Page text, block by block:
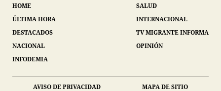
HOME
ÚLTIMA HORA
DESTACADOS
NACIONAL
INFODEMIA
SALUD
INTERNACIONAL
TV MIGRANTE INFORMA
OPINIÓN
AVISO DE PRIVACIDAD MAPA DE SITIO